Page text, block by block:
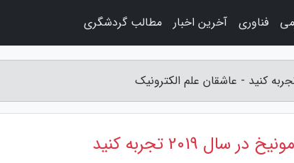
2019 تجربه کنید
فناوری آخرین اخبار مطالب گردشگری